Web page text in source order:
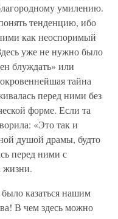
умилению.
тенденцию, ибо
как неоспоримый
уже не нужно было
блуждать» или
тайна
перед ними без
форме. Если та
«Это так и
душой драмы, будто
перед ними с
жизни.
казаться нашим
В чем здесь можно